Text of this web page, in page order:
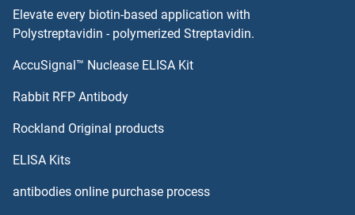
NDRG3 Anticorps
NDUFAF2 Anticorps
NDUFAF4 Anticorps
NDUFAF7 Anticorps
Elevate every biotin-based application with
Polystreptavidin - polymerized Streptavidin.
AccuSignal™ Nuclease ELISA Kit
Rabbit RFP Antibody
Rockland Original products
ELISA Kits
antibodies online purchase process